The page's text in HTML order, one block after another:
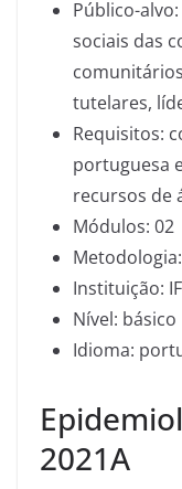
Público-
sociais das
tutelares,
Requisitos:
portuguesa
recursos de
Módulos: 02
Instituição:
Nível: básico
Idioma:
2021A